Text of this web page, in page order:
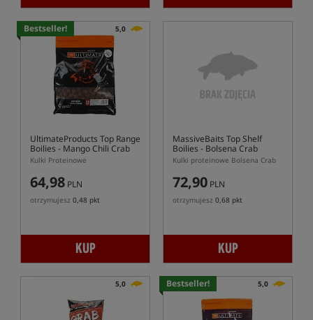
Bestseller! 5,0
UltimateProducts Top Range
Boilies - Mango Chili Crab
Kulki Proteinowe
64,98 PLN
otrzymujesz 0,48 pkt
KUP
MassiveBaits Top Shelf
Boilies - Bolsena Crab
Kulki proteinowe Bolsena Crab
72,90 PLN
otrzymujesz 0,68 pkt
KUP
5,0 Bestseller! 5,0